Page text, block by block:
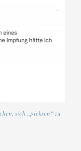
sich „pieksen“ zu